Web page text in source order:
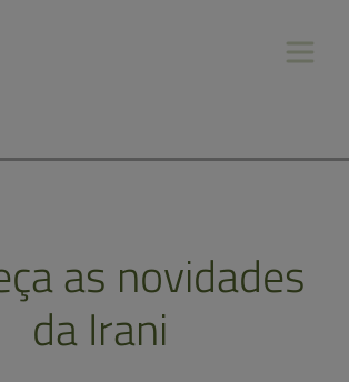
as novidades
da Irani